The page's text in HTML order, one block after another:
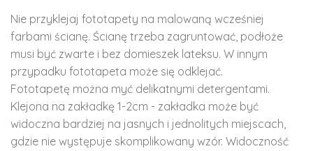
Nie przyklejaj fototapety na malowaną wcześniej
farbami ścianę. Ścianę trzeba zagruntować, podłoże
musi być zwarte i bez domieszek lateksu. W innym
przypadku fototapeta może się odklejać.
Fototapetę można myć delikatnymi detergentami.
Klejona na zakładkę 1-2cm - zakładka może być
widoczna bardziej na jasnych i jednolitych miejscach,
gdzie nie występuje skomplikowany wzór. Widoczność